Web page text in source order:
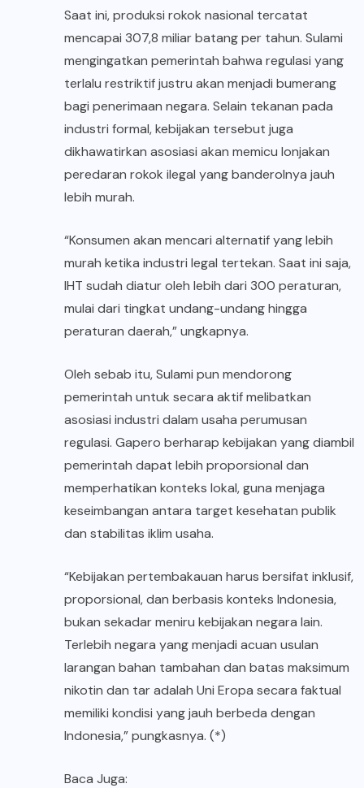
Saat ini, produksi rokok nasional tercatat
mencapai 307,8 miliar batang per tahun. Sulami
mengingatkan pemerintah bahwa regulasi yang
terlalu restriktif justru akan menjadi bumerang
bagi penerimaan negara. Selain tekanan pada
industri formal, kebijakan tersebut juga
dikhawatirkan asosiasi akan memicu lonjakan
peredaran rokok ilegal yang banderolnya jauh
lebih murah.
“Konsumen akan mencari alternatif yang lebih
murah ketika industri legal tertekan. Saat ini saja,
IHT sudah diatur oleh lebih dari 300 peraturan,
mulai dari tingkat undang-undang hingga
peraturan daerah,” ungkapnya.
Oleh sebab itu, Sulami pun mendorong
pemerintah untuk secara aktif melibatkan
asosiasi industri dalam usaha perumusan
regulasi. Gapero berharap kebijakan yang diambil
pemerintah dapat lebih proporsional dan
memperhatikan konteks lokal, guna menjaga
keseimbangan antara target kesehatan publik
dan stabilitas iklim usaha.
“Kebijakan pertembakauan harus bersifat inklusif,
proporsional, dan berbasis konteks Indonesia,
bukan sekadar meniru kebijakan negara lain.
Terlebih negara yang menjadi acuan usulan
larangan bahan tambahan dan batas maksimum
nikotin dan tar adalah Uni Eropa secara faktual
memiliki kondisi yang jauh berbeda dengan
Indonesia,” pungkasnya. (*)
Baca Juga: